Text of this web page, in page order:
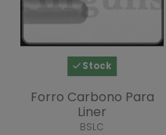
Stock
Forro Carbono Para
Liner
BSLC